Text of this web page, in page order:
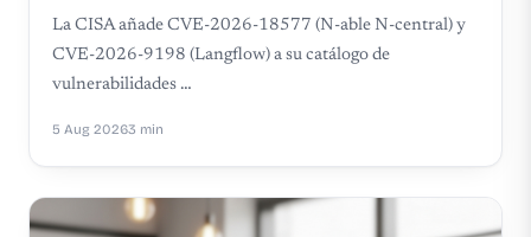
La CISA añade CVE-2026-18577 (N-able N-central) y
CVE-2026-9198 (Langflow) a su catálogo de
vulnerabilidades …
5 Aug 20263 min